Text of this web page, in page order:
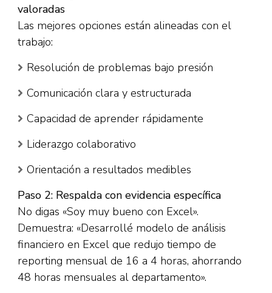
valoradas
Las mejores opciones están alineadas con el
trabajo:
Resolución de problemas bajo presión
Comunicación clara y estructurada
Capacidad de aprender rápidamente
Liderazgo colaborativo
Orientación a resultados medibles​
Paso 2: Respalda con evidencia específica
No digas «Soy muy bueno con Excel».
Demuestra: «Desarrollé modelo de análisis
financiero en Excel que redujo tiempo de
reporting mensual de 16 a 4 horas, ahorrando
48 horas mensuales al departamento».​